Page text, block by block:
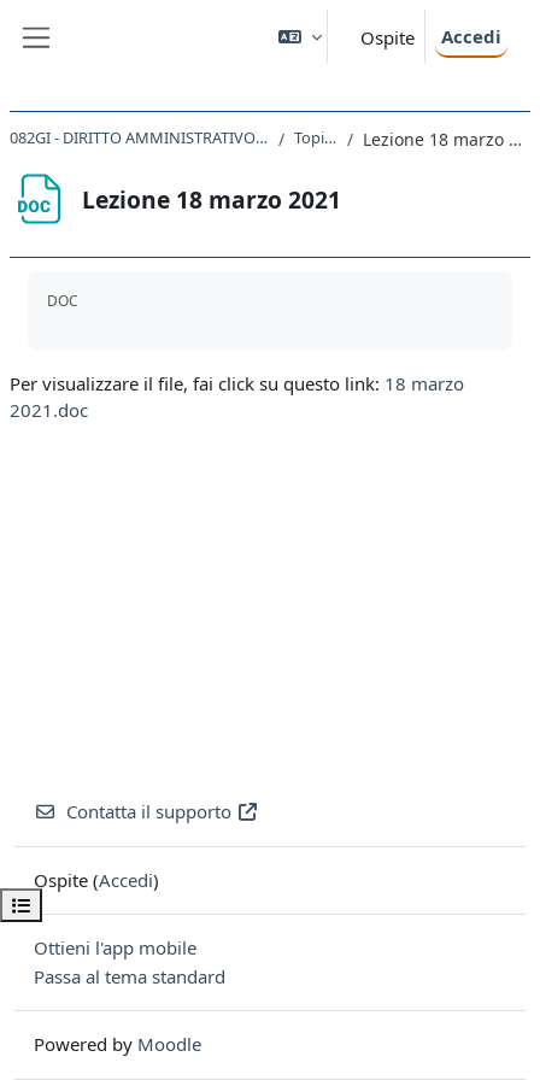
Ospite Accedi
Apri indice del corso
082GI - DIRITTO AMMINISTRATIVO 2020 Topic 2 Lezione 18 marzo 2021
Lezione 18 marzo 2021
DOC
Per visualizzare il file, fai click su questo link: 18 marzo
2021.doc
Contatta il supporto
Ospite (Accedi)
Ottieni l'app mobile
Passa al tema standard
Powered by Moodle